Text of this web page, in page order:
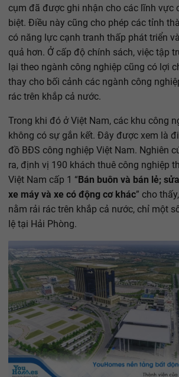
cụm đã được ghi nhận cho các lĩnh vực
biệt. Điều này cũng cho phép các tỉnh
có năng lực cạnh tranh thấp phát triển
quả hơn. Ở cấp độ chính sách, việc tập
lại theo ngành công nghiệp cũng có lợi
thay cho bối cảnh các ngành công
rác trên khắp cả nước.
Trong khi đó ở Việt Nam, các khu công
không có sự gắn kết. Đây được xem là
đồ BĐS công nghiệp Việt Nam. Nghiên
ra, định vị 190 khách thuê công nghiệp
Việt Nam cấp 1 “Bán buôn và bán lẻ;
xe máy và xe có động cơ khác” cho
nằm rải rác trên khắp cả nước, chỉ một
lệ tại Hải Phòng.